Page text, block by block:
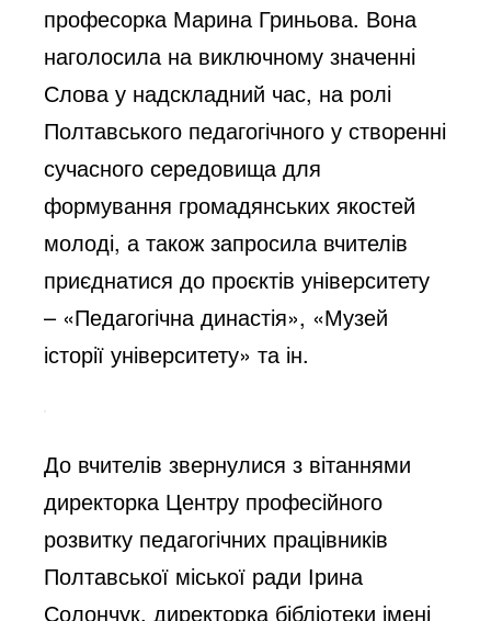
професорка Марина Гриньова. Вона
наголосила на виключному значенні
Слова у надскладний час, на ролі
Полтавського педагогічного у створенні
сучасного середовища для
формування громадянських якостей
молоді, а також запросила вчителів
приєднатися до проєктів університету
– «Педагогічна династія», «Музей
історії університету» та ін.
До вчителів звернулися з вітаннями
директорка Центру професійного
розвитку педагогічних працівників
Полтавської міської ради Ірина
Солончук, директорка бібліотеки імені